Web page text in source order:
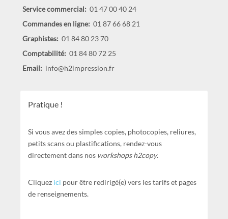
Service commercial: 01 47 00 40 24
Commandes en ligne: 01 87 66 68 21
Graphistes: 01 84 80 23 70
Comptabilité: 01 84 80 72 25
Email: info@h2impression.fr
Pratique !
Si vous avez des simples copies, photocopies, reliures,
petits scans ou plastifications, rendez-vous
directement dans nos workshops h2copy.
Cliquez ici pour être redirigé(e) vers les tarifs et pages
de renseignements.